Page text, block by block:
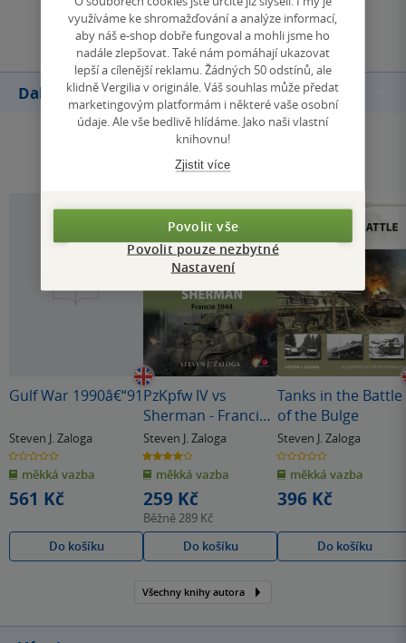
Přidat hodnocení
Další knihy autora
Gulf War 1990â€“91
Steven J. Zaloga
0.0
z
5
hvězdiček
měkká vazba
561 Kč
Do košíku
PzKpfw IV vs
Sherman - Francie
1944
Steven J. Zaloga
4.0
z
5
hvězdiček
měkká vazba
259 Kč
Běžně289 Kč
Do košíku
Tanks in the Battle
of the Bulge
Steven J. Zaloga
0.0
z
5
hvězdiček
měkká vazba
396 Kč
Do košíku
Všechny knihy autora
využíváme ke shromažďování a analýze informací,
aby náš e-shop dobře fungoval a mohli jsme ho
nadále zlepšovat. Také nám pomáhají ukazovat
lepší a cílenější reklamu. Žádných 50 odstínů, ale
klidně Vergilia v originále. Váš souhlas může předat
marketingovým platformám i některé vaše osobní
údaje. Ale vše bedlivě hlídáme. Jako naši vlastní
knihovnu!
Zjistit více
Povolit vše
Povolit pouze nezbytné
Nastavení